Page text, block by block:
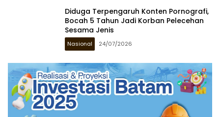
Diduga Terpengaruh Konten Pornografi,
Bocah 5 Tahun Jadi Korban Pelecehan
Sesama Jenis
Nasional 24/07/2026